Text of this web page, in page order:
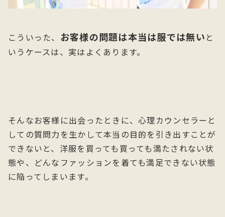
こういった、 お客様の問題は本当は服では無い と
いうケースは、実はよくあります。
そんなお客様に出会ったときに、心理カウンセラーと
しての質問力を生かして本当の目的を引き出すことが
できないと、洋服を買っても買っても満たされない状
態や、どんなファッションを着ても満足できない状態
に陥ってしまいます。